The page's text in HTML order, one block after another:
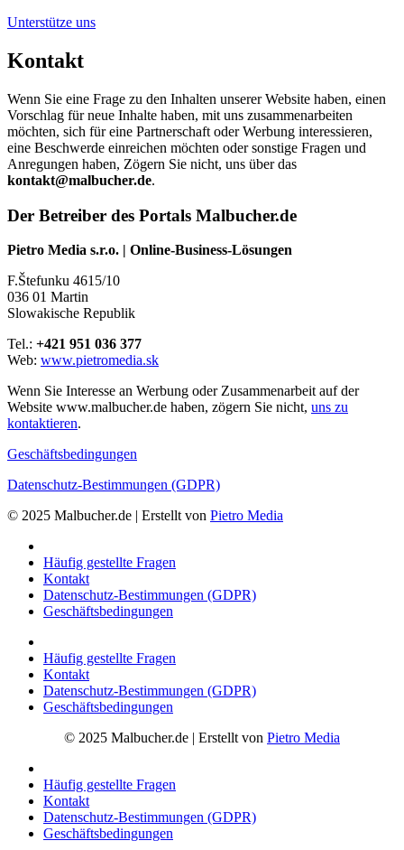
Unterstütze uns
Kontakt
Wenn Sie eine Frage zu den Inhalten unserer Website haben, einen
Vorschlag für neue Inhalte haben, mit uns zusammenarbeiten
möchten, sich für eine Partnerschaft oder Werbung interessieren,
eine Beschwerde einreichen möchten oder sonstige Fragen und
Anregungen haben, Zögern Sie nicht, uns über das
kontakt@malbucher.de.
Der Betreiber des Portals Malbucher.de
Pietro Media s.r.o. | Online-Business-Lösungen
F.Štefunku 4615/10
036 01 Martin
Slowakische Republik
Tel.: +421 951 036 377
Web: www.pietromedia.sk
Wenn Sie Interesse an Werbung oder Zusammenarbeit auf der
Website www.malbucher.de haben, zögern Sie nicht, uns zu
kontaktieren.
Geschäftsbedingungen
Datenschutz-Bestimmungen (GDPR)
© 2025 Malbucher.de | Erstellt von Pietro Media
Häufig gestellte Fragen
Kontakt
Datenschutz-Bestimmungen (GDPR)
Geschäftsbedingungen
Häufig gestellte Fragen
Kontakt
Datenschutz-Bestimmungen (GDPR)
Geschäftsbedingungen
© 2025 Malbucher.de | Erstellt von Pietro Media
Häufig gestellte Fragen
Kontakt
Datenschutz-Bestimmungen (GDPR)
Geschäftsbedingungen